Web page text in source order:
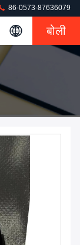
86-0573-87636079
बोली